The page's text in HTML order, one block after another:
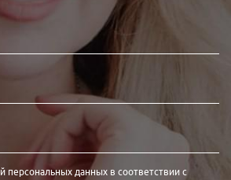
персональных данных в соответствии с